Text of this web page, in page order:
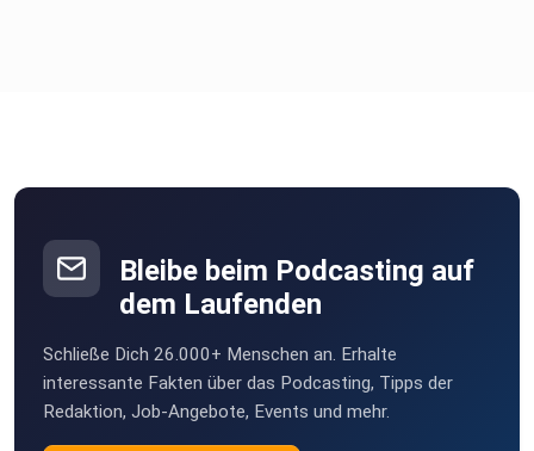
Bleibe beim Podcasting auf
dem Laufenden
Schließe Dich 26.000+ Menschen an. Erhalte
interessante Fakten über das Podcasting, Tipps der
Redaktion, Job-Angebote, Events und mehr.